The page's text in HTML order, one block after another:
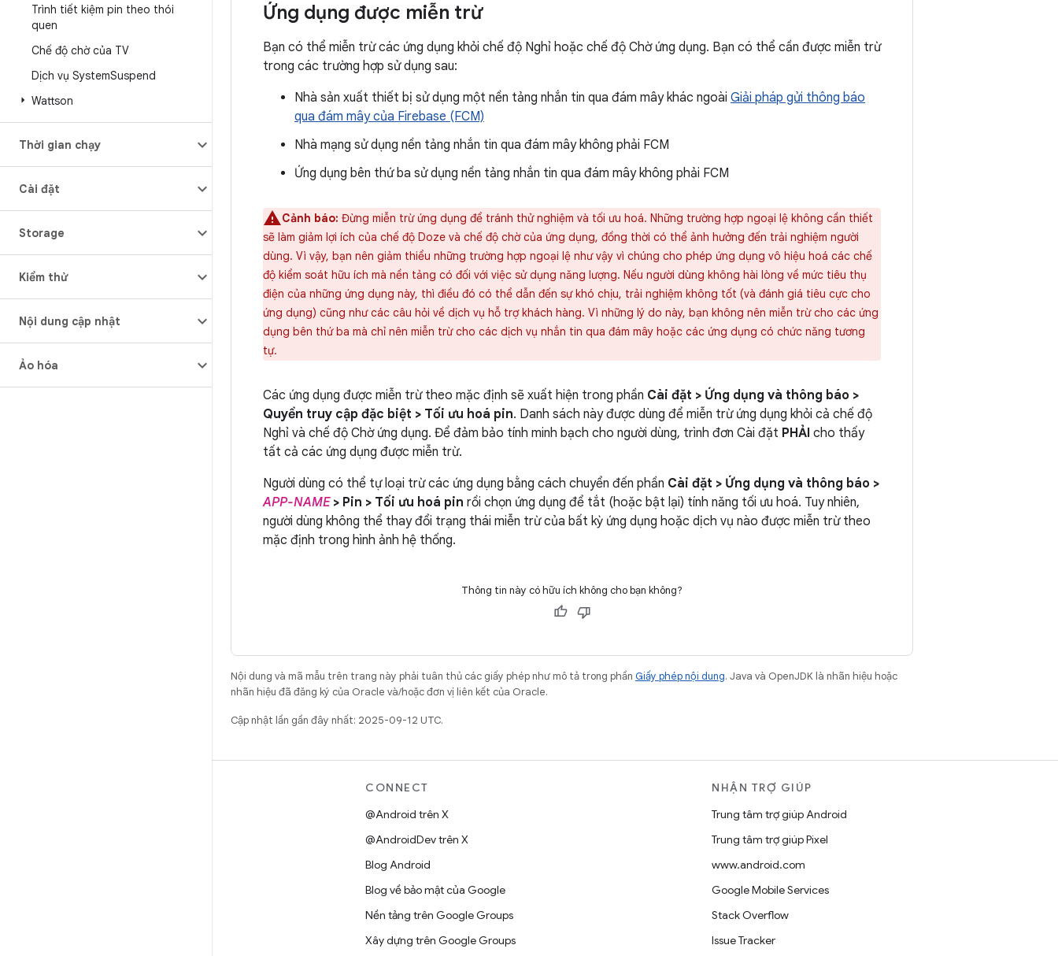
Trình tiết kiệm pin theo thói
quen
Chế độ chờ của TV
Dịch vụ SystemSuspend
Wattson
Thời gian chạy
Cài đặt
Storage
Kiểm thử
Nội dung cập nhật
Ảo hóa
Ứng dụng được miễn trừ
Bạn có thể miễn trừ các ứng dụng khỏi chế độ Nghỉ hoặc chế độ Chờ ứng dụng. Bạn có thể cần được miễn trừ
trong các trường hợp sử dụng sau:
Nhà sản xuất thiết bị sử dụng một nền tảng nhắn tin qua đám mây khác ngoài Giải pháp gửi thông báo
qua đám mây của Firebase (FCM)
Nhà mạng sử dụng nền tảng nhắn tin qua đám mây không phải FCM
Ứng dụng bên thứ ba sử dụng nền tảng nhắn tin qua đám mây không phải FCM
Cảnh báo: Đừng miễn trừ ứng dụng để tránh thử nghiệm và tối ưu hoá. Những trường hợp ngoại lệ không cần thiết
sẽ làm giảm lợi ích của chế độ Doze và chế độ chờ của ứng dụng, đồng thời có thể ảnh hưởng đến trải nghiệm người
dùng. Vì vậy, bạn nên giảm thiểu những trường hợp ngoại lệ như vậy vì chúng cho phép ứng dụng vô hiệu hoá các chế
độ kiểm soát hữu ích mà nền tảng có đối với việc sử dụng năng lượng. Nếu người dùng không hài lòng về mức tiêu thụ
điện của những ứng dụng này, thì điều đó có thể dẫn đến sự khó chịu, trải nghiệm không tốt (và đánh giá tiêu cực cho
ứng dụng) cũng như các câu hỏi về dịch vụ hỗ trợ khách hàng. Vì những lý do này, bạn không nên miễn trừ cho các ứng
dụng bên thứ ba mà chỉ nên miễn trừ cho các dịch vụ nhắn tin qua đám mây hoặc các ứng dụng có chức năng tương
tự.
Các ứng dụng được miễn trừ theo mặc định sẽ xuất hiện trong phần Cài đặt > Ứng dụng và thông báo >
Quyền truy cập đặc biệt > Tối ưu hoá pin. Danh sách này được dùng để miễn trừ ứng dụng khỏi cả chế độ
Nghỉ và chế độ Chờ ứng dụng. Để đảm bảo tính minh bạch cho người dùng, trình đơn Cài đặt PHẢI cho thấy
tất cả các ứng dụng được miễn trừ.
Người dùng có thể tự loại trừ các ứng dụng bằng cách chuyển đến phần Cài đặt > Ứng dụng và thông báo >
APP-NAME> Pin > Tối ưu hoá pin rồi chọn ứng dụng để tắt (hoặc bật lại) tính năng tối ưu hoá. Tuy nhiên,
người dùng không thể thay đổi trạng thái miễn trừ của bất kỳ ứng dụng hoặc dịch vụ nào được miễn trừ theo
mặc định trong hình ảnh hệ thống.
Thông tin này có hữu ích không cho bạn không?
Nội dung và mã mẫu trên trang này phải tuân thủ các giấy phép như mô tả trong phần Giấy phép nội dung. Java và OpenJDK là nhãn hiệu hoặc
nhãn hiệu đã đăng ký của Oracle và/hoặc đơn vị liên kết của Oracle.
Cập nhật lần gần đây nhất: 2025-09-12 UTC.
CONNECT
@Android trên X
@AndroidDev trên X
Blog Android
Blog về bảo mật của Google
Nền tảng trên Google Groups
Xây dựng trên Google Groups
NHẬN TRỢ GIÚP
Trung tâm trợ giúp Android
Trung tâm trợ giúp Pixel
www.android.com
Google Mobile Services
Stack Overflow
Issue Tracker